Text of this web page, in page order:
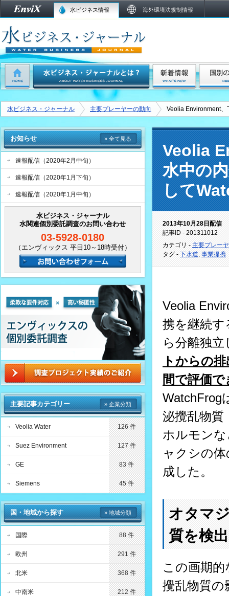
水ビジネス情報 海外環境法規制情報
水ビジネス・ジャーナル 主要プレーヤーの動向 Veolia Environment
Veolia
水中の
して
2013年10月28日配信
記事ID - 201311012
カテゴリ - 主要プレー
タグ - 下水道, 事業提携
Veolia
携を継続す
ら分離独
トからの
間で評価
WatchFrog
泌攪乱物質
ホルモン
ャクシの
成した。
オタマ
質を検出
この画期
攪乱物質の
お知らせ » 全て見る
速報配信（2020年2月中旬）
速報配信（2020年1月下旬）
速報配信（2020年1月中旬）
水ビジネス・ジャーナル
水関連個別委託調査のお問い合わせ
03-5928-0180
（エンヴィックス 平日10～18時受付）
主要記事カテゴリー » 企業分類
Veolia Water 126 件
Suez Environment 127 件
GE 83 件
Siemens 45 件
国・地域から探す » 地域分類
国際 88 件
欧州 291 件
北米 368 件
中南米 212 件